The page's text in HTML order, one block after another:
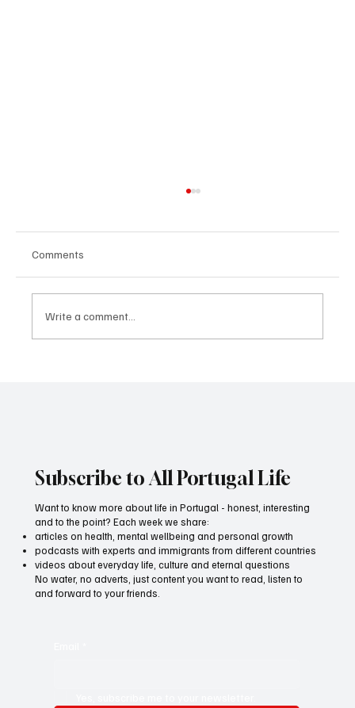
Comments
Write a comment...
Subscribe to All Portugal Life
Want to know more about life in Portugal - honest, interesting
and to the point? Each week we share:
articles on health, mental wellbeing and personal growth
podcasts with experts and immigrants from different countries
videos about everyday life, culture and eternal questions
No water, no adverts, just content you want to read, listen to
and forward to your friends.